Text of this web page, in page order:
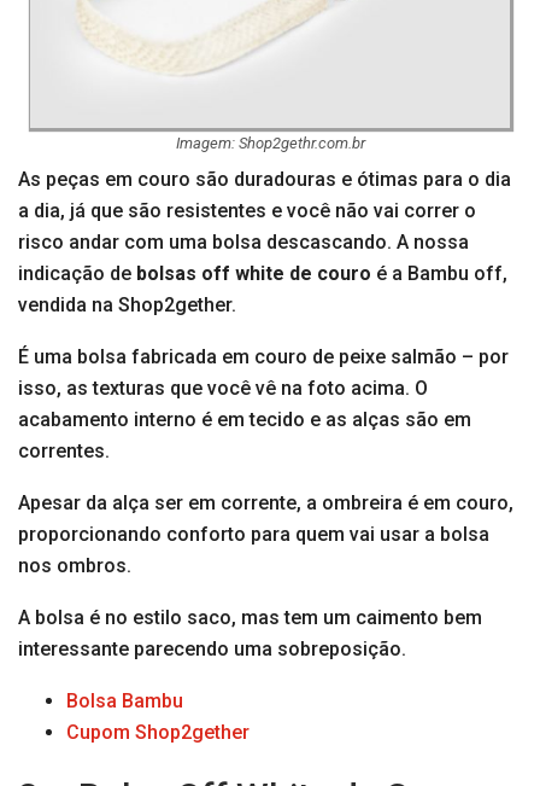
Imagem: Shop2gethr.com.br
As peças em couro são duradouras e ótimas para o dia
a dia, já que são resistentes e você não vai correr o
risco andar com uma bolsa descascando. A nossa
indicação de bolsas off white de couro é a Bambu off,
vendida na Shop2gether.
É uma bolsa fabricada em couro de peixe salmão – por
isso, as texturas que você vê na foto acima. O
acabamento interno é em tecido e as alças são em
correntes.
Apesar da alça ser em corrente, a ombreira é em couro,
proporcionando conforto para quem vai usar a bolsa
nos ombros.
A bolsa é no estilo saco, mas tem um caimento bem
interessante parecendo uma sobreposição.
Bolsa Bambu
Cupom Shop2gether